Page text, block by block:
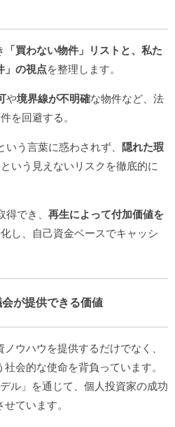
「買わない物件」リストと、私た
」の視点を整理します。
や境界線が不明確な物件など、法
を回避する。
いう言葉に惑わされず、
隠れた瑕
いう見えないリスクを徹底的に
得でき、 再生によって付加価値を
化し、自己資金ベースでキャッシ
が提供できる価値
ウハウを提供するだけでなく、
社会的な使命を背負っています。
ル」を通じて、個人投資家の成功
ています。